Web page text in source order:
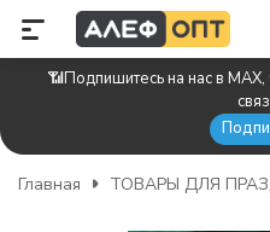
📶Подпишитесь на нас в MAX,
Главная ТОВАРЫ ДЛЯ